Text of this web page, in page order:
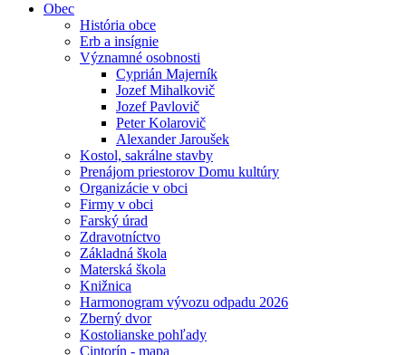
Obec
História obce
Erb a insígnie
Významné osobnosti
Cyprián Majerník
Jozef Mihalkovič
Jozef Pavlovič
Peter Kolarovič
Alexander Jaroušek
Kostol, sakrálne stavby
Prenájom priestorov Domu kultúry
Organizácie v obci
Firmy v obci
Farský úrad
Zdravotníctvo
Základná škola
Materská škola
Knižnica
Harmonogram vývozu odpadu 2026
Zberný dvor
Kostolianske pohľady
Cintorín - mapa